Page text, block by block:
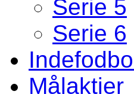
Serie 5
Serie 6
Målaktier